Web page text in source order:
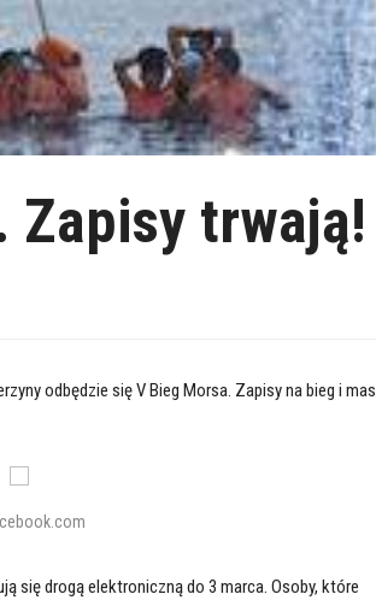
Zapisy trwają!
odbędzie się V Bieg Morsa. Zapisy na bieg i
się drogą elektroniczną do 3 marca. Osoby, które